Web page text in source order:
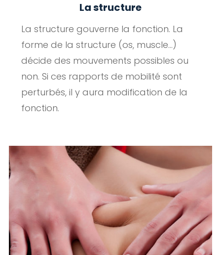
La structure
La structure gouverne la fonction. La
forme de la structure (os, muscle…)
décide des mouvements possibles ou
non. Si ces rapports de mobilité sont
perturbés, il y aura modification de la
fonction.